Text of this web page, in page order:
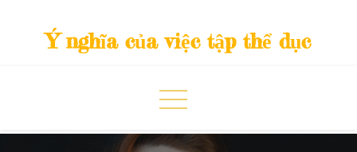
Ý nghĩa của việc tập thể dục